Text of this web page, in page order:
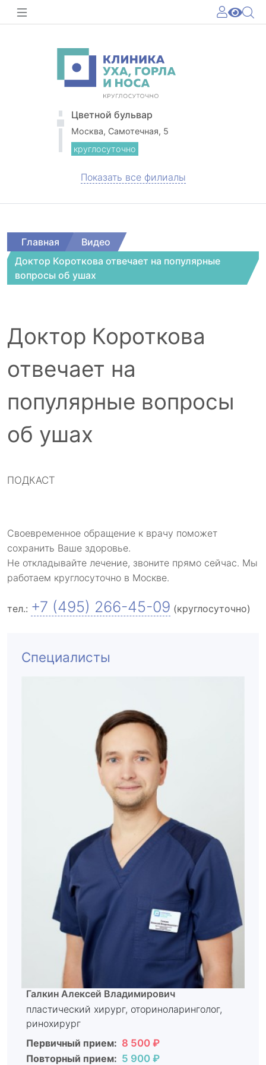
Цветной бульвар
Москва, Самотечная, 5
круглосуточно
Показать все филиалы
Главная
Видео
Доктор Короткова отвечает на популярные
вопросы об ушах
Доктор Короткова
отвечает на
популярные вопросы
об ушах
ПОДКАСТ
Своевременное обращение к врачу поможет
сохранить Ваше здоровье.
Не откладывайте лечение, звоните прямо сейчас. Мы
работаем круглосуточно в Москве.
тел.: +7 (495) 266-45-09 (круглосуточно)
Специалисты
Галкин Алексей Владимирович
пластический хирург, оториноларинголог,
ринохирург
Первичный прием: 8 500 ₽
Повторный прием: 5 900 ₽